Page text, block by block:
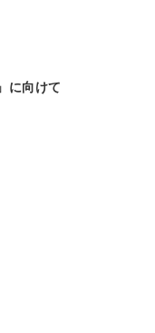
に向けて